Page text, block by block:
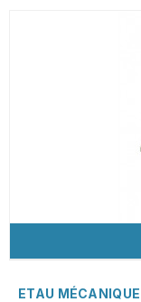
ETAU